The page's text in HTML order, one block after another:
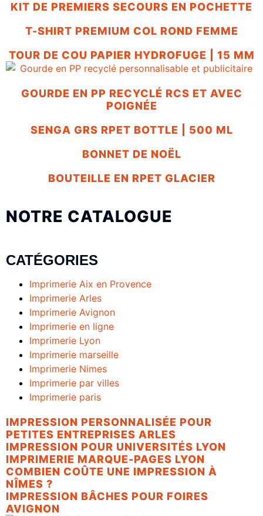
KIT DE PREMIERS SECOURS EN POCHETTE
T-SHIRT PREMIUM COL ROND FEMME
TOUR DE COU PAPIER HYDROFUGE | 15 MM
GOURDE EN PP RECYCLÉ RCS ET AVEC
POIGNÉE
SENGA GRS RPET BOTTLE | 500 ML
BONNET DE NOËL
BOUTEILLE EN RPET GLACIER
NOTRE CATALOGUE
CATÉGORIES
Imprimerie Aix en Provence
Imprimerie Arles
Imprimerie Avignon
Imprimerie en ligne
Imprimerie Lyon
Imprimerie marseille
Imprimerie Nimes
Imprimerie par villes
Imprimerie paris
IMPRESSION PERSONNALISÉE POUR
PETITES ENTREPRISES ARLES
IMPRESSION POUR UNIVERSITÉS LYON
IMPRIMERIE MARQUE-PAGES LYON
COMBIEN COÛTE UNE IMPRESSION À
NÎMES ?
IMPRESSION BÂCHES POUR FOIRES
AVIGNON